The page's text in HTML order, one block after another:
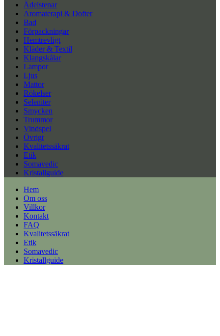
Ädelstenar
Aromaterapi & Dofter
Bad
Förpackningar
Hemtrevligt
Kläder & Textil
Klangskålar
Lampor
Ljus
Mattor
Rökelser
Seleniter
Smycken
Trummor
Vindspel
Övrigt
Kvalitetssäkrat
Etik
Somavedic
Kristallguide
Hem
Om oss
Villkor
Kontakt
FAQ
Kvalitetssäkrat
Etik
Somavedic
Kristallguide